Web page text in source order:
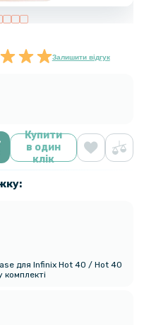
Залишити відгук
Купити
в один
клік
для Infinix Hot 40 / Hot 40